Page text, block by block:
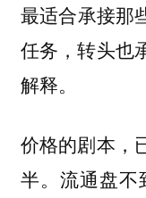
最适合承接那
任务，转头也
解释。
价格的剧本，
半。流通盘不